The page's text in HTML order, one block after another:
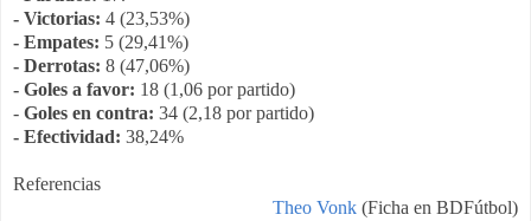
- Victorias: 4 (23,53%)
- Empates: 5 (29,41%)
- Derrotas: 8 (47,06%)
- Goles a favor: 18 (1,06 por partido)
- Goles en contra: 34 (2,18 por partido)
- Efectividad: 38,24%
Referencias
Theo Vonk (Ficha en BDFútbol)